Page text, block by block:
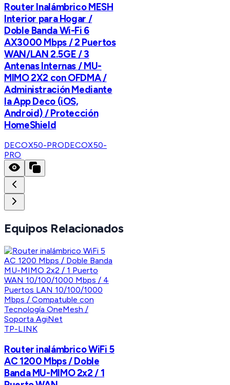
Router Inalámbrico MESH
Interior para Hogar /
Doble Banda Wi-Fi 6
AX3000 Mbps / 2 Puertos
WAN/LAN 2.5GE / 3
Antenas Internas / MU-
MIMO 2X2 con OFDMA /
Administración Mediante
la App Deco (iOS,
Android) / Protección
HomeShield
DECOX50-PRODECOX50-
PRO
Equipos Relacionados
TP-LINK
Router inalámbrico WiFi 5
AC 1200 Mbps / Doble
Banda MU-MIMO 2x2 / 1